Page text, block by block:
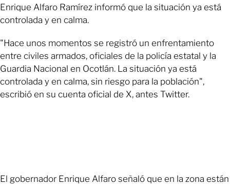
Enrique Alfaro Ramírez informó que la situación ya está
controlada y en calma.
"Hace unos momentos se registró un enfrentamiento
entre civiles armados, oficiales de la policía estatal y la
Guardia Nacional en Ocotlán. La situación ya está
controlada y en calma, sin riesgo para la población",
escribió en su cuenta oficial de X, antes Twitter.
El gobernador Enrique Alfaro señaló que en la zona están